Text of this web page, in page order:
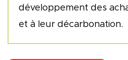
développement des
et à leur décarbonation.